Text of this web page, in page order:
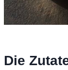
Die